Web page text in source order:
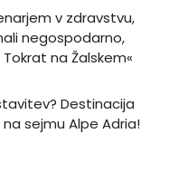
v zdravstvu,
negospodarno,
na Žalskem«
Destinacija
sejmu Alpe Adria!